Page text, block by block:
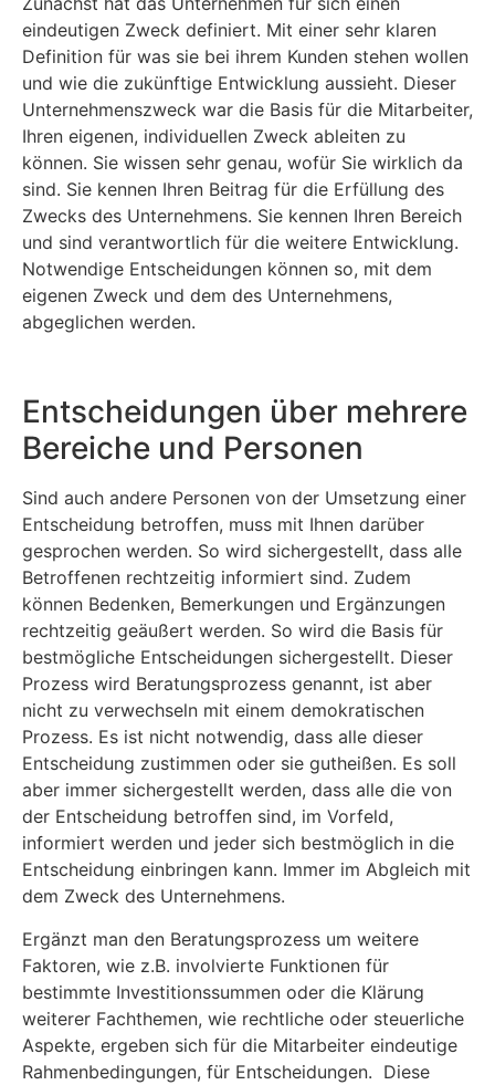
eindeutigen Zweck definiert. Mit einer sehr klaren
Definition für was sie bei ihrem Kunden stehen wollen
und wie die zukünftige Entwicklung aussieht. Dieser
Unternehmenszweck war die Basis für die Mitarbeiter,
Ihren eigenen, individuellen Zweck ableiten zu
können. Sie wissen sehr genau, wofür Sie wirklich da
sind. Sie kennen Ihren Beitrag für die Erfüllung des
Zwecks des Unternehmens. Sie kennen Ihren Bereich
und sind verantwortlich für die weitere Entwicklung.
Notwendige Entscheidungen können so, mit dem
eigenen Zweck und dem des Unternehmens,
abgeglichen werden.
Entscheidungen über mehrere
Bereiche und Personen
Sind auch andere Personen von der Umsetzung einer
Entscheidung betroffen, muss mit Ihnen darüber
gesprochen werden. So wird sichergestellt, dass alle
Betroffenen rechtzeitig informiert sind. Zudem
können Bedenken, Bemerkungen und Ergänzungen
rechtzeitig geäußert werden. So wird die Basis für
bestmögliche Entscheidungen sichergestellt. Dieser
Prozess wird Beratungsprozess genannt, ist aber
nicht zu verwechseln mit einem demokratischen
Prozess. Es ist nicht notwendig, dass alle dieser
Entscheidung zustimmen oder sie gutheißen. Es soll
aber immer sichergestellt werden, dass alle die von
der Entscheidung betroffen sind, im Vorfeld,
informiert werden und jeder sich bestmöglich in die
Entscheidung einbringen kann. Immer im Abgleich mit
dem Zweck des Unternehmens.
Ergänzt man den Beratungsprozess um weitere
Faktoren, wie z.B. involvierte Funktionen für
bestimmte Investitionssummen oder die Klärung
weiterer Fachthemen, wie rechtliche oder steuerliche
Aspekte, ergeben sich für die Mitarbeiter eindeutige
Rahmenbedingungen, für Entscheidungen. Diese